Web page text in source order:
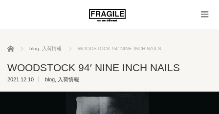
ホーム blog 入荷情報 WOODSTOCK 94′ NINE INCH NAILS
WOODSTOCK 94′ NINE INCH NAILS
2021.12.10 blog 入荷情報